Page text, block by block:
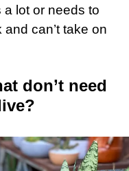
a lot or needs to
can’t take on
don’t need